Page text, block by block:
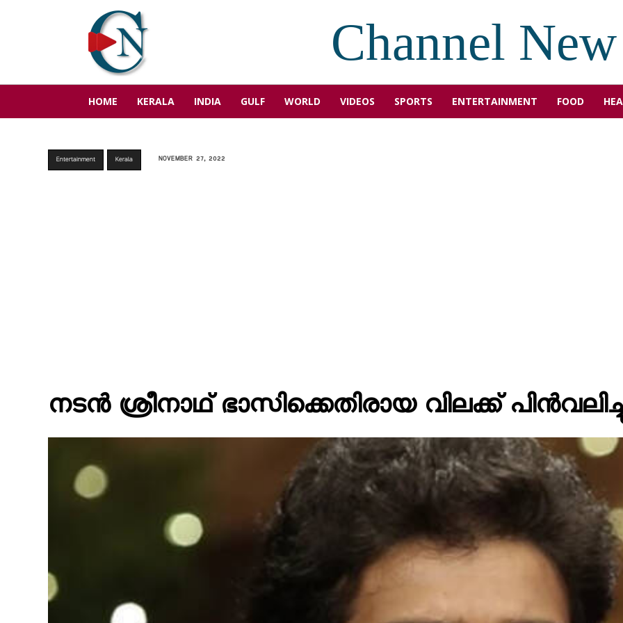
Channel New
HOME KERALA INDIA GULF WORLD VIDEOS SPORTS ENTERTAINMENT FOOD
Entertainment Kerala NOVEMBER 27, 2022
നടൻ ശ്രീനാഥ് ഭാസിക്കെതിരായ വിലക്ക്